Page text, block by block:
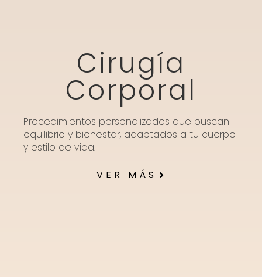
Cirugía
Corporal
Procedimientos personalizados que buscan
equilibrio y bienestar, adaptados a tu cuerpo
y estilo de vida.
VER MÁS